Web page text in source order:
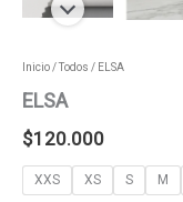
Inicio/Todos / ELSA
ELSA
$120.000
XXS XS S M